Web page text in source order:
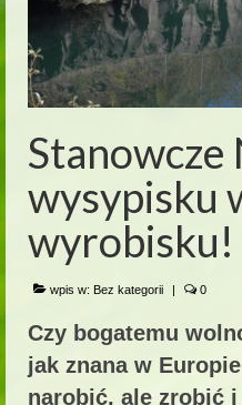
Stanowcze
wysypisku
wyrobisku!
wpis w: Bez kategorii | 0
Czy bogatemu
jak znana w
narobić, ale zrobić